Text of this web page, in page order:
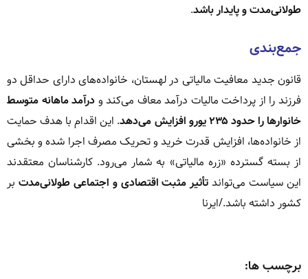
طولانی‌مدت و پایدار باشد.
جمع‌بندی
قانون جدید معافیت مالیاتی در لهستان، خانواده‌های دارای حداقل دو
فرزند را از پرداخت مالیات درآمد معاف می‌کند و درآمد ماهانه متوسط
خانوارها را حدود ۲۳۵ یورو افزایش می‌دهد
. این اقدام با هدف حمایت
از خانواده‌ها، افزایش قدرت خرید و تحریک مصرف اجرا شده و بخشی
از بسته گسترده «زره مالیاتی» به شمار می‌رود. کارشناسان معتقدند
این سیاست می‌تواند تأثیر مثبت اقتصادی و اجتماعی طولانی‌مدت بر
کشور داشته باشد./ایرنا
برچسب ها: